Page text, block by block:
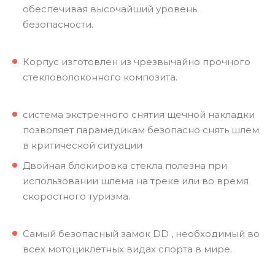
обеспечивая высочайший уровень
безопасности.
Корпус изготовлен из чрезвычайно прочного
стекловолоконного композита.
система экстренного снятия щечной накладки
позволяет парамедикам безопасно снять шлем
в критической ситуации
Двойная блокировка стекла полезна при
использовании шлема на треке или во время
скоростного туризма.
Самый безопасный замок DD , необходимый во
всех мотоциклетных видах спорта в мире.